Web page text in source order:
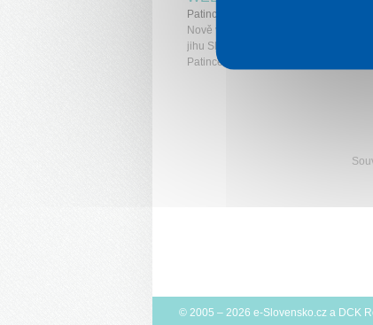
Patince
Nově vybudované wellness centrum
jihu Slovenska v areálu termálního
Patince (14 km od Komárna).
© 2005 – 2026 e-Slovensko.cz a DCK